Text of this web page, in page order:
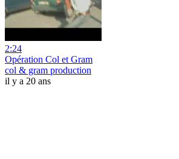
2:24
Opération Col et Gram
col & gram production
il y a 20 ans